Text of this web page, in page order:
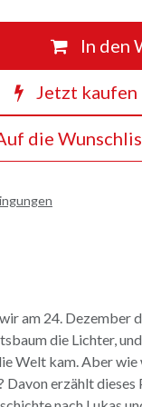
In den
Jetzt kaufen
die
am 24. Dezember
die Lichter,
Welt kam. Aber
Davon erzählt